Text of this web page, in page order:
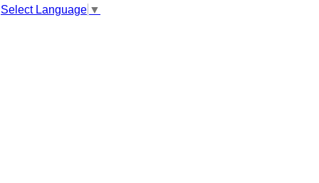
Select Language ▼